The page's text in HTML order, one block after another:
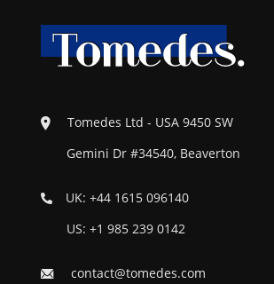
Tomedes Ltd - USA 9450 SW
Gemini Dr #34540, Beaverton
UK: +44 1615 096140
US: +1 985 239 0142
contact@tomedes.com